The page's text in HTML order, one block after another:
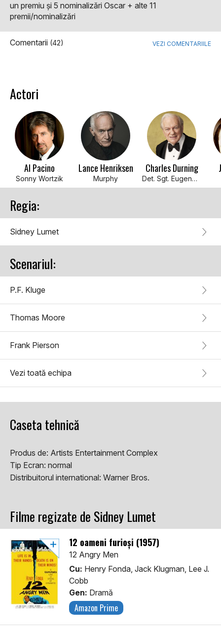
un premiu şi 5 nominalizări Oscar + alte 11
premii/nominalizări
Comentarii (42) VEZI COMENTARIILE
Actori
Al Pacino
Sonny Wortzik
Lance Henriksen
Murphy
Charles Durning
Det. Sgt. Eugene Moretti
Regia:
Sidney Lumet
Scenariul:
P.F. Kluge
Thomas Moore
Frank Pierson
Vezi toată echipa
Caseta tehnică
Produs de: Artists Entertainment Complex
Tip Ecran: normal
Distribuitorul international: Warner Bros.
Filme regizate de Sidney Lumet
12 oameni furioși (1957)
12 Angry Men
Cu: Henry Fonda, Jack Klugman, Lee J.
Cobb
Gen: Dramă
Amazon Prime